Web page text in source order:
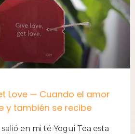
Love — Cuando el amor
y también se recibe
en mi té Yogui Tea esta